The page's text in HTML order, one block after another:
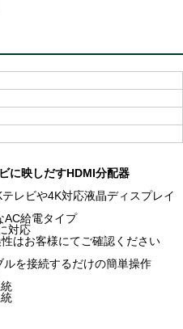
に映しだすHDMI分配器
レビや4K対応液晶ディスプレイ
給電タイプ
対応
はお客様にてご確認ください
を接続するだけの簡単操作